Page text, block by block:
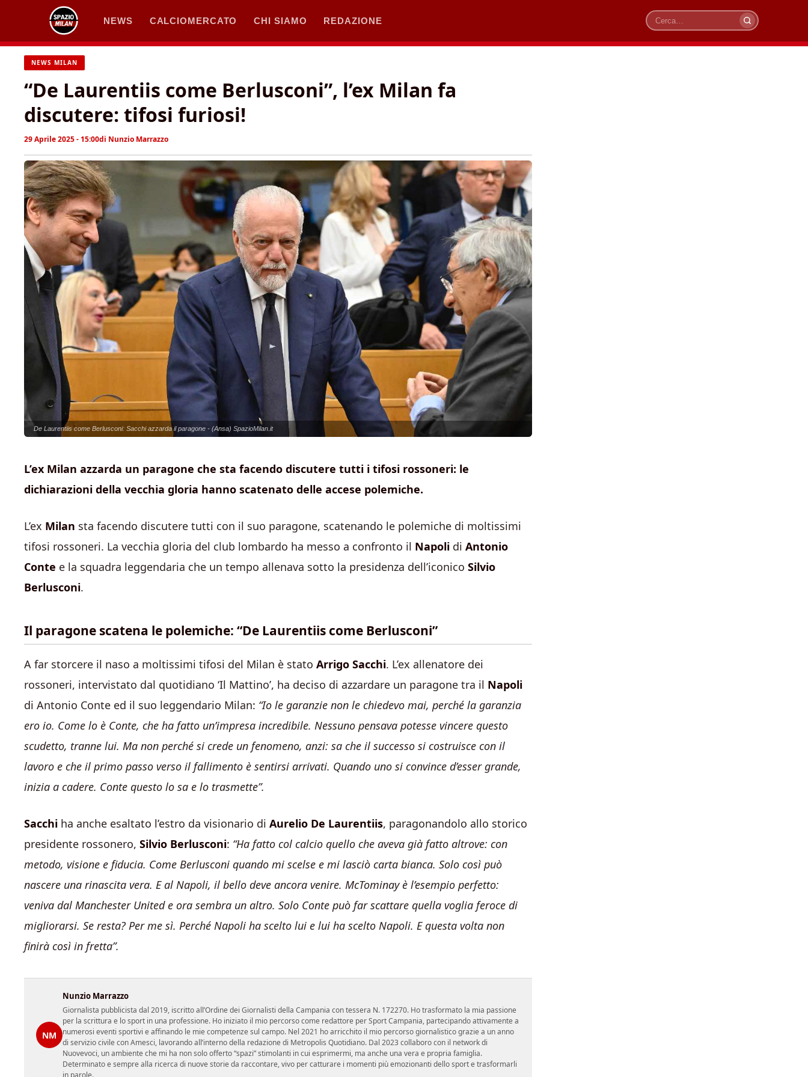
contenuto
NEWS CALCIOMERCATO CHI SIAMO REDAZIONE
Cerca
NEWS MILAN
“De Laurentiis come Berlusconi”, l’ex Milan fa
discutere: tifosi furiosi!
29 Aprile 2025 - 15:00di Nunzio Marrazzo
De Laurentiis come Berlusconi: Sacchi azzarda il paragone - (Ansa) SpazioMilan.it
L’ex Milan azzarda un paragone che sta facendo discutere tutti i tifosi rossoneri: le
dichiarazioni della vecchia gloria hanno scatenato delle accese polemiche.
L’ex Milan sta facendo discutere tutti con il suo paragone, scatenando le polemiche di moltissimi
tifosi rossoneri. La vecchia gloria del club lombardo ha messo a confronto il Napoli di Antonio
Conte e la squadra leggendaria che un tempo allenava sotto la presidenza dell’iconico Silvio
Berlusconi.
Il paragone scatena le polemiche: “De Laurentiis come Berlusconi”
A far storcere il naso a moltissimi tifosi del Milan è stato Arrigo Sacchi. L’ex allenatore dei
rossoneri, intervistato dal quotidiano ‘Il Mattino’, ha deciso di azzardare un paragone tra il Napoli
di Antonio Conte ed il suo leggendario Milan: “Io le garanzie non le chiedevo mai, perché la garanzia
ero io. Come lo è Conte, che ha fatto un’impresa incredibile. Nessuno pensava potesse vincere questo
scudetto, tranne lui. Ma non perché si crede un fenomeno, anzi: sa che il successo si costruisce con il
lavoro e che il primo passo verso il fallimento è sentirsi arrivati. Quando uno si convince d’esser grande,
inizia a cadere. Conte questo lo sa e lo trasmette”.
Sacchi ha anche esaltato l’estro da visionario di Aurelio De Laurentiis, paragonandolo allo storico
presidente rossonero, Silvio Berlusconi: “Ha fatto col calcio quello che aveva già fatto altrove: con
metodo, visione e fiducia. Come Berlusconi quando mi scelse e mi lasciò carta bianca. Solo così può
nascere una rinascita vera. E al Napoli, il bello deve ancora venire. McTominay è l’esempio perfetto:
veniva dal Manchester United e ora sembra un altro. Solo Conte può far scattare quella voglia feroce di
migliorarsi. Se resta? Per me sì. Perché Napoli ha scelto lui e lui ha scelto Napoli. E questa volta non
finirà così in fretta”.
NM
Nunzio Marrazzo
Giornalista pubblicista dal 2019, iscritto all’Ordine dei Giornalisti della Campania con tessera N. 172270. Ho trasformato la mia passione
per la scrittura e lo sport in una professione. Ho iniziato il mio percorso come redattore per Sport Campania, partecipando attivamente a
numerosi eventi sportivi e affinando le mie competenze sul campo. Nel 2021 ho arricchito il mio percorso giornalistico grazie a un anno
di servizio civile con Amesci, lavorando all’interno della redazione di Metropolis Quotidiano. Dal 2023 collaboro con il network di
Nuovevoci, un ambiente che mi ha non solo offerto “spazi” stimolanti in cui esprimermi, ma anche una vera e propria famiglia.
Determinato e sempre alla ricerca di nuove storie da raccontare, vivo per catturare i momenti più emozionanti dello sport e trasformarli
in parole.